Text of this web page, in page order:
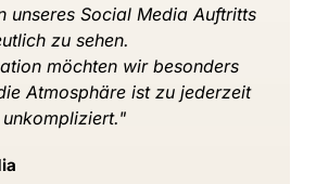
unseres Social Media
zu sehen.
möchten wir
Atmosphäre ist zu
jederzeit
unkompliziert."